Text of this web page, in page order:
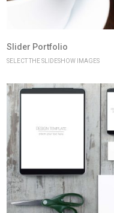
Slider Portfolio
SELECT THE SLIDESHOW IMAGES